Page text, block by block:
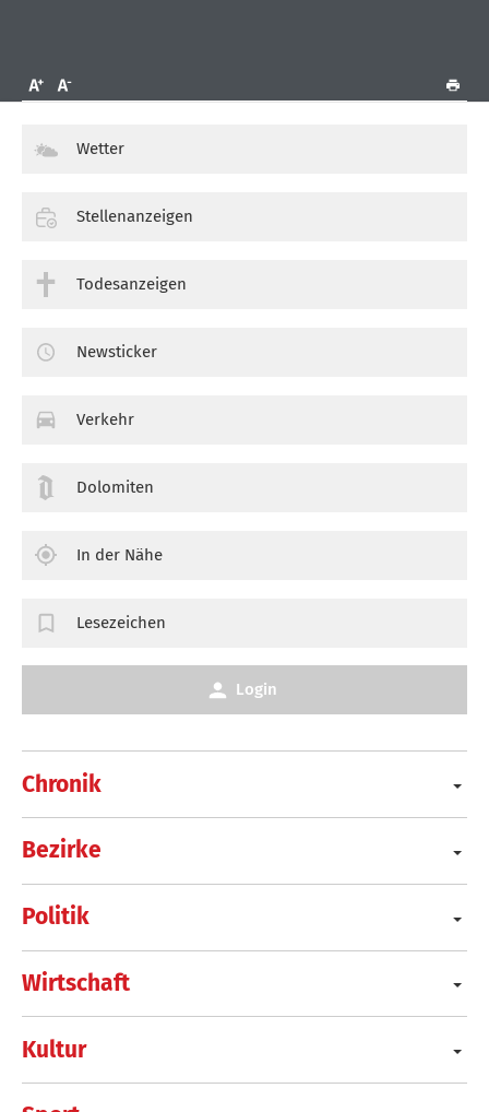
Chronik
Bezirke
Politik
Wirtschaft
Kultur
Wetter
Stellenanzeigen
Todesanzeigen
Newsticker
Verkehr
Dolomiten
In der Nähe
Lesezeichen
Login